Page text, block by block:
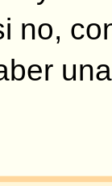
desde
café,